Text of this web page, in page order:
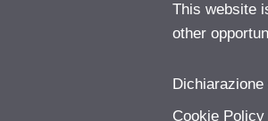
This website
other
Cookie Policy